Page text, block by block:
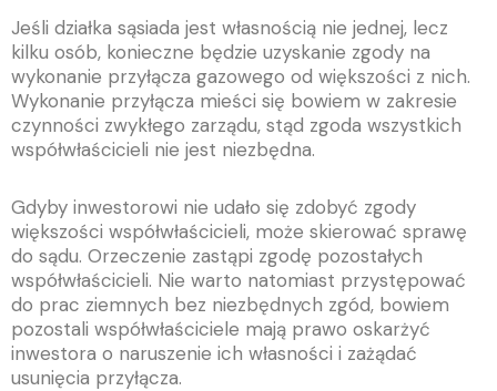
Jeśli działka sąsiada jest własnością nie jednej, lecz
kilku osób, konieczne będzie uzyskanie zgody na
wykonanie przyłącza gazowego od większości z nich.
Wykonanie przyłącza mieści się bowiem w zakresie
czynności zwykłego zarządu, stąd zgoda wszystkich
współwłaścicieli nie jest niezbędna.
Gdyby inwestorowi nie udało się zdobyć zgody
większości współwłaścicieli, może skierować sprawę
do sądu. Orzeczenie zastąpi zgodę pozostałych
współwłaścicieli. Nie warto natomiast przystępować
do prac ziemnych bez niezbędnych zgód, bowiem
pozostali współwłaściciele mają prawo oskarżyć
inwestora o naruszenie ich własności i zażądać
usunięcia przyłącza.